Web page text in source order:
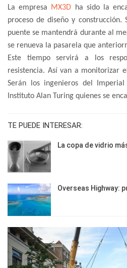
La empresa
MX3D ha sido la
proceso de diseño y construcción.
puente se mantendrá durante al
se renueva la pasarela que
Este tiempo servirá a los
resistencia. Así van a monitorizar
Serán los ingenieros del
Instituto Alan Turing quienes se
TE PUEDE INTERESAR:
La copa de vidrio
Overseas Highway: